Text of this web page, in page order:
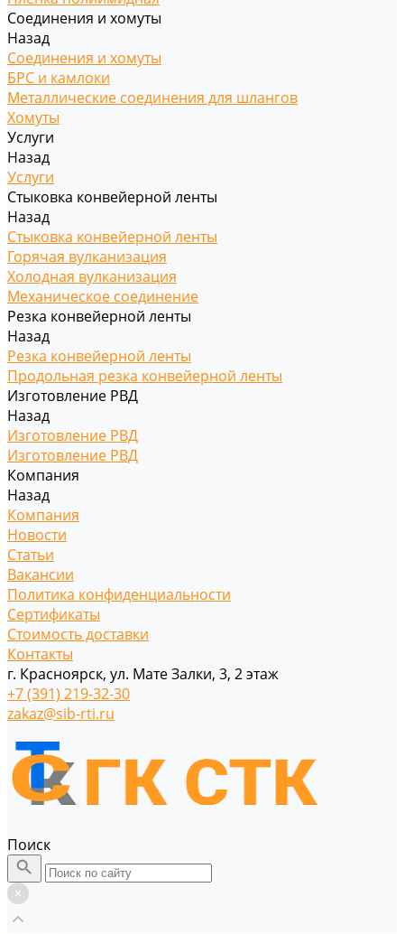
Соединения и хомуты
Назад
Соединения и хомуты
БРС и камлоки
Металлические соединения для шлангов
Хомуты
Услуги
Назад
Услуги
Стыковка конвейерной ленты
Назад
Стыковка конвейерной ленты
Горячая вулканизация
Холодная вулканизация
Механическое соединение
Резка конвейерной ленты
Назад
Резка конвейерной ленты
Продольная резка конвейерной ленты
Изготовление РВД
Назад
Изготовление РВД
Изготовление РВД
Компания
Назад
Компания
Новости
Статьи
Вакансии
Политика конфиденциальности
Сертификаты
Стоимость доставки
Контакты
г. Красноярск, ул. Мате Залки, 3, 2 этаж
+7 (391) 219-32-30
zakaz@sib-rti.ru
Поиск